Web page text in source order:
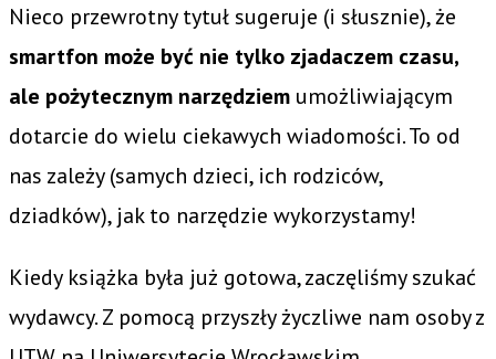
Nieco przewrotny tytuł sugeruje (i słusznie), że
smartfon może być nie tylko zjadaczem czasu,
ale pożytecznym narzędziem umożliwiającym
dotarcie do wielu ciekawych wiadomości. To od
nas zależy (samych dzieci, ich rodziców,
dziadków), jak to narzędzie wykorzystamy!
Kiedy książka była już gotowa, zaczęliśmy szukać
wydawcy. Z pomocą przyszły życzliwe nam osoby z